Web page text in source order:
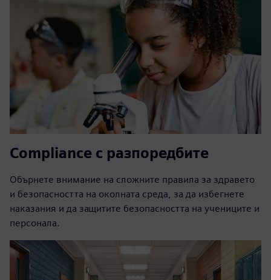
Compliance с разпоредбите
Обърнете внимание на сложните правила за здравето
и безопасността на околната среда, за да избегнете
наказания и да защитите безопасността на учениците и
персонала.